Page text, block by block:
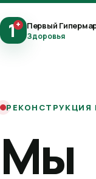
1+ Первый
Здоровья
РЕКОНСТРУКЦИЯ
Мы